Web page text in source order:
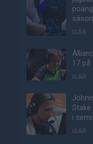
IGÅR
17 på
IGÅR
Stake
i
IGÅR